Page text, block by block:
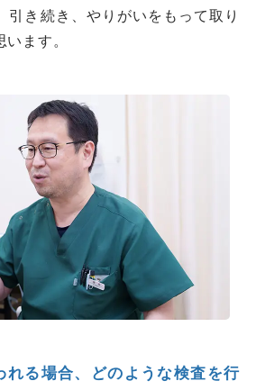
引き続き、やりがいをもって取り
ます。
る場合、どのような検査を行